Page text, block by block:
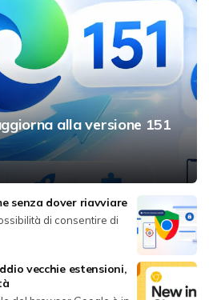
alla versione 151
senza dover riavviare
di consentire di
vecchie estensioni,